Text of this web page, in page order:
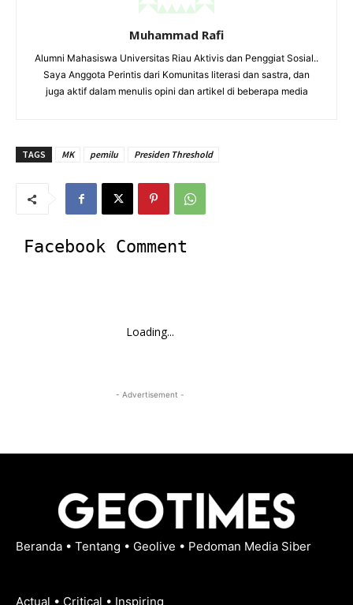
Muhammad Rafi
Alumni Mahasiswa Universitas Riau Aktivis dan Penggiat Sosial..
Saya Anggota Perintis dari Komunitas literasi dan sastra, dan
juga aktif dalam menulis opini dan artikel di beberapa media
TAGS MK pemilu Presiden Threshold
Facebook Comment
Loading...
- Advertisement -
Beranda • Tentang • Geolive • Pedoman Media Siber
Actual • Critical • Inspiring